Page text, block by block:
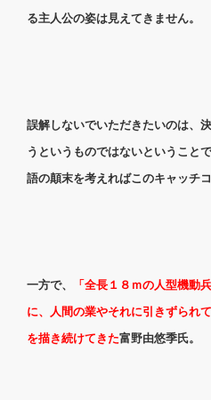
る主人公の姿は見えてきません。
誤解しないでいただきたいのは、
うというものではないということ
語の顛末を考えればこのキャッチ
一方で、
「全長１８ｍの人型機動
に、人間の業やそれに引きずられ
を描き続けてきた富野由悠季氏。